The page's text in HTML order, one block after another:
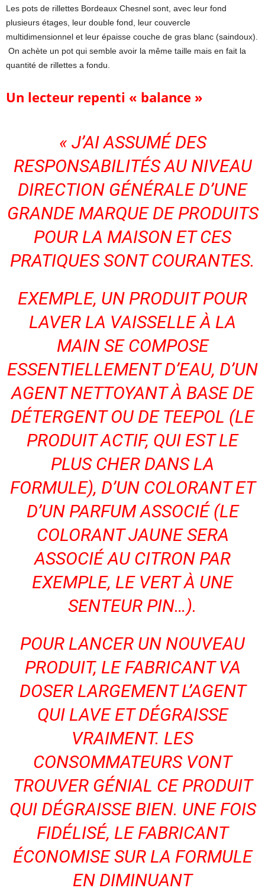
Les pots de rillettes Bordeaux Chesnel sont, avec leur fond
plusieurs étages, leur double fond, leur couvercle
multidimensionnel et leur épaisse couche de gras blanc (saindoux).
On achète un pot qui semble avoir la même taille mais en fait la
quantité de rillettes a fondu.
Un lecteur repenti « balance »
« J’AI ASSUMÉ DES
RESPONSABILITÉS AU NIVEAU
DIRECTION GÉNÉRALE D’UNE
GRANDE MARQUE DE PRODUITS
POUR LA MAISON ET CES
PRATIQUES SONT COURANTES.
EXEMPLE, UN PRODUIT POUR
LAVER LA VAISSELLE À LA
MAIN SE COMPOSE
ESSENTIELLEMENT D’EAU, D’UN
AGENT NETTOYANT À BASE DE
DÉTERGENT OU DE TEEPOL (LE
PRODUIT ACTIF, QUI EST LE
PLUS CHER DANS LA
FORMULE), D’UN COLORANT ET
D’UN PARFUM ASSOCIÉ (LE
COLORANT JAUNE SERA
ASSOCIÉ AU CITRON PAR
EXEMPLE, LE VERT À UNE
SENTEUR PIN…).
POUR LANCER UN NOUVEAU
PRODUIT, LE FABRICANT VA
DOSER LARGEMENT L’AGENT
QUI LAVE ET DÉGRAISSE
VRAIMENT. LES
CONSOMMATEURS VONT
TROUVER GÉNIAL CE PRODUIT
QUI DÉGRAISSE BIEN. UNE FOIS
FIDÉLISÉ, LE FABRICANT
ÉCONOMISE SUR LA FORMULE
EN DIMINUANT